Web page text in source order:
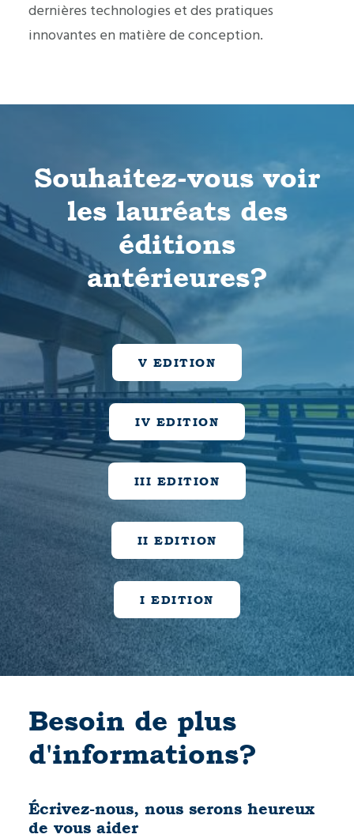
dernières technologies et des pratiques
innovantes en matière de conception.
Souhaitez-vous voir
les lauréats des
éditions
antérieures?
V EDITION
IV EDITION
III EDITION
II EDITION
I EDITION
Besoin de plus
d'informations?
Écrivez-nous, nous serons heureux
de vous aider